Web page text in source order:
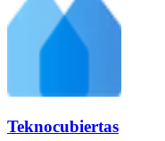
Teknocubiertas